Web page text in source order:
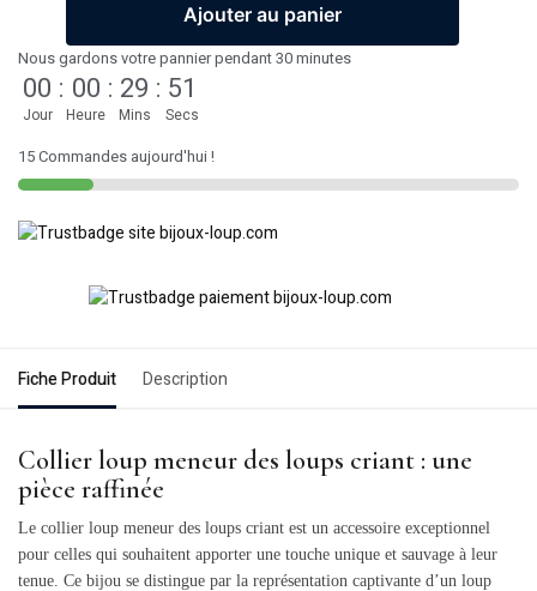
Ajouter au panier
Nous gardons votre pannier pendant 30 minutes
00
Jour
: 00
Heure
: 29
Mins
: 51
Secs
15 Commandes aujourd'hui !
Fiche Produit Description
Collier loup meneur des loups criant : une
pièce raffinée
Le collier loup meneur des loups criant est un accessoire exceptionnel
pour celles qui souhaitent apporter une touche unique et sauvage à leur
tenue. Ce bijou se distingue par la représentation captivante d’un loup